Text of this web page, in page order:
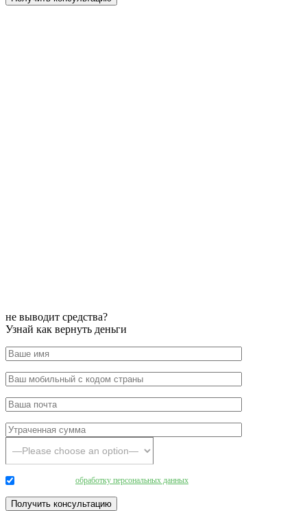
не выводит средства?
Узнай как вернуть деньги
обработку персональных данных